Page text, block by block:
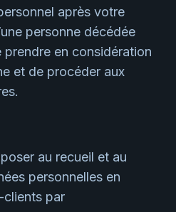
après votre
personne décédée
en considération
et de procéder aux
au recueil et au
personnelles en
par